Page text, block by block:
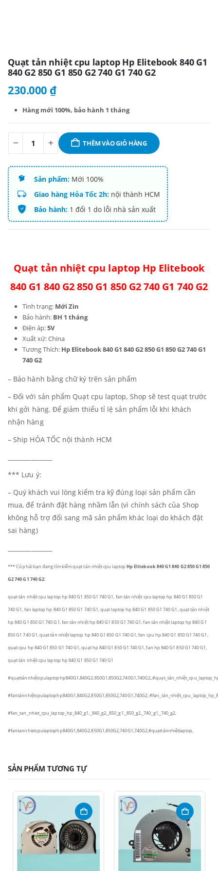
Quạt tản nhiệt cpu laptop Hp Elitebook 840 G1
840 G2 850 G1 850 G2 740 G1 740 G2
230.000 ₫
Hàng mới 100%, bảo hành 1 tháng
THÊM VÀO GIỎ HÀNG
Sản phẩm:Mới 100%
Giao hàng Hỏa Tốc 2h:nội thành HCM
Bảo hành:1 đổi 1 do lỗi nhà sản xuất
Quạt tản nhiệt cpu laptop Hp Elitebook
840 G1 840 G2 850 G1 850 G2 740 G1 740 G2
Tình trạng: Mới Zin
Bảo hành: BH 1 tháng
Điện áp:5V
Xuất xứ: China
Tương Thích: Hp Elitebook 840 G1 840 G2 850 G1 850 G2 740 G1
740 G2
– Bảo hành bằng chữ ký trên sản phẩm
– Đối với sản phẩm Quạt cpu laptop, Shop sẽ test quạt trước
khi gởi hàng. Để giảm thiểu tỉ lệ sản phẩm lỗi khi khách
nhận hàng
– Ship HỎA TỐC nội thành HCM
*** Lưu ý:
– Quý khách vui lòng kiểm tra kỹ đúng loại sản phẩm cần
mua, để tránh đặt hàng nhầm lẫn (vì chính sách của Shop
không hỗ trợ đổi sang mã sản phẩm khác loại do khách đặt
sai hàng)
*** Có phải bạn đang tìm kiếm quạt tản nhiệt cpu laptop Hp Elitebook 840 G1 840 G2 850 G1 850
G2 740 G1 740 G2:
quạt tản nhiệt cpu laptop hp 840 G1 850 G1 740 G1, fan tản nhiệt cpu laptop hp 840 G1 850 G1
740 G1, fan laptop hp 840 G1 850 G1 740 G1, quạt laptop hp 840 G1 850 G1 740 G1,quạt tản nhiệt
hp 840 G1 850 G1 740 G1, fan tản nhiệt hp 840 G1 850 G1 740 G1, fan tản nhiệt laptop hp 840 G1
850 G1 740 G1, quạt tản nhiệt laptop hp 840 G1 850 G1 740 G1, fan cpu hp 840 G1 850 G1 740 G1,
quạt cpu hp 840 G1 850 G1 740 G1, quạt hp 840 G1 850 G1 740 G1, fan hp 840 G1 850 G1 740 G1,
quạt tản nhiệt cpu laptop hp 840 G1 850 G1 740 G1
#quạttảnnhiệtcpulaptophp840G1,840G2,850G1,850G2,740G1,740G2,,
#fantảnnhiệtcpulaptophp840G1,840G2,850G1,850G2,740G1,740G2,
#fan_tan_nhiet_cpu_laptop_hp_840_g1,_840_g2,_850_g1,_850_g2,_740_g1,_740_g2,
#fantannhietcpulaptophp840G1,840G2,850G1,850G2,740G1,740G2,#quạttảnnhiệtlaptop,
SẢN PHẨM TƯƠNG TỰ